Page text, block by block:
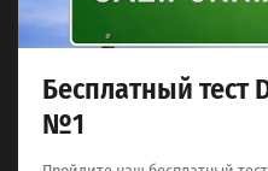
Бесплатный тест
№1